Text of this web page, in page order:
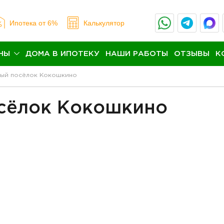
Ипотека от 6% Калькулятор
ДОМА В ИПОТЕКУ НАШИ РАБОТЫ ОТЗЫВЫ
посёлок Кокошкино
Кокошкино